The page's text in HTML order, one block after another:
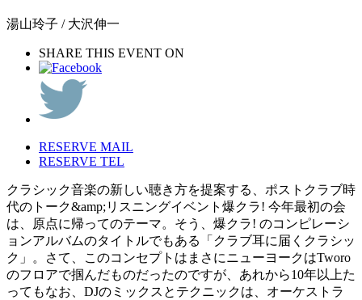
湯山玲子 / 大沢伸一
SHARE THIS EVENT ON
RESERVE MAIL
RESERVE TEL
クラシック音楽の新しい聴き方を提案する、ポストクラブ時
代のトーク&amp;リスニングイベント爆クラ! 今年最初の会
は、原点に帰ってのテーマ。そう、爆クラ! のコンピレーシ
ョンアルバムのタイトルでもある「クラブ耳に届くクラシッ
ク」。さて、このコンセプトはまさにニューヨークはTworo
のフロアで掴んだものだったのですが、あれから10年以上た
ってもなお、DJのミックスとテクニックは、オーケストラ